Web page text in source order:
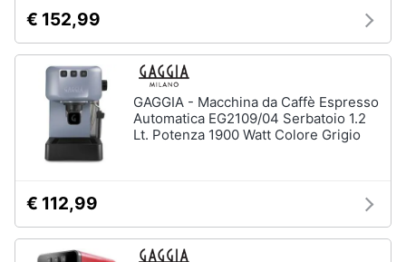
Motori
Libri,
cd
e
ricorrenze
cucina
Piano
Cottura
da
incasso
Lavastoviglie
€ 152,99
GAGGIA - Macchina da Caffè Espresso
Automatica EG2109/04 Serbatoio 1.2
Lt. Potenza 1900 Watt Colore Grigio
€ 112,99